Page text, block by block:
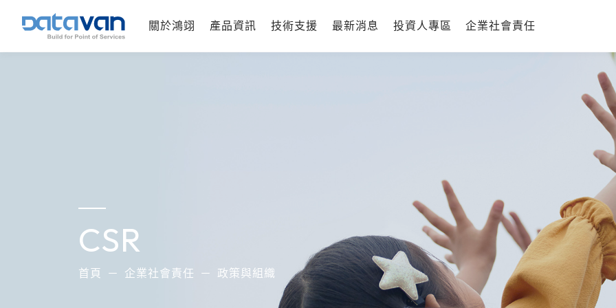
關於鴻翊 產品資訊 技術支援 最新消息 投資人專區 企業社會責任
CSR
首頁 企業社會責任 政策與組織